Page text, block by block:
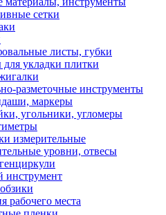
сетки
листы, губки
для укладки плитки
разметочные инструменты
маркеры
угольники, угломеры
измерительные
уровни, отвесы
рабочего места